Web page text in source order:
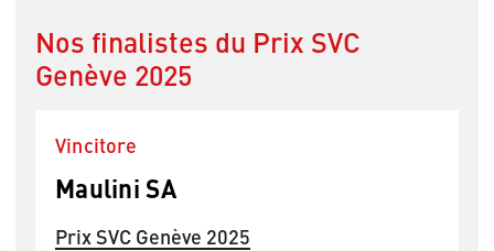
Nos finalistes du Prix SVC
Genève 2025
Vincitore
Maulini SA
Prix SVC Genève 2025